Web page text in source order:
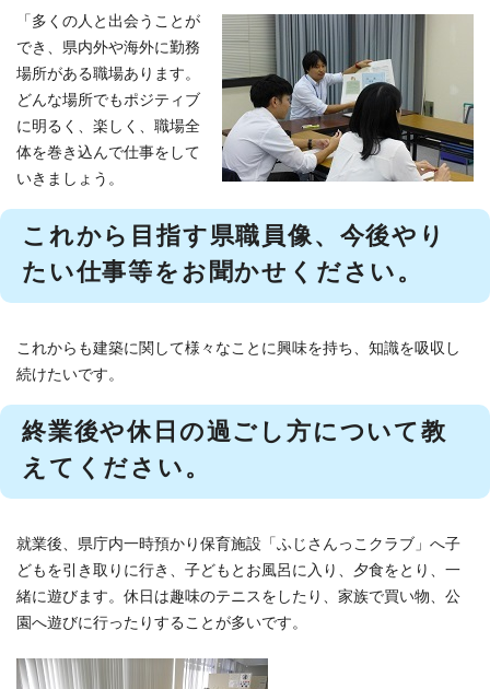
「多くの人と出会うことが
でき、県内外や海外に勤務
場所がある職場あります。
どんな場所でもポジティブ
に明るく、楽しく、職場全
体を巻き込んで仕事をして
いきましょう。
これから目指す県職員像、今後やり
たい仕事等をお聞かせください。
これからも建築に関して様々なことに興味を持ち、知識を吸収し
続けたいです。
終業後や休日の過ごし方について教
えてください。
就業後、県庁内一時預かり保育施設「ふじさんっこクラブ」へ子
どもを引き取りに行き、子どもとお風呂に入り、夕食をとり、一
緒に遊びます。休日は趣味のテニスをしたり、家族で買い物、公
園へ遊びに行ったりすることが多いです。